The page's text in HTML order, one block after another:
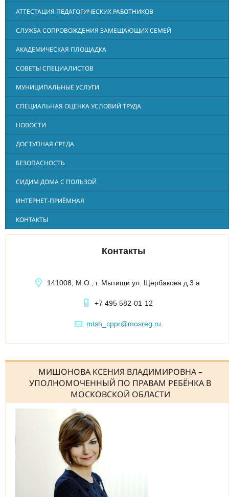
АТТЕСТАЦИЯ ПЕДАГОГИЧЕСКИХ РАБОТНИКОВ
СЛУЖБА СОПРОВОЖДЕНИЯ ЗАМЕЩАЮЩИХ СЕМЕЙ
АКАДЕМИЧЕСКАЯ ПЛОЩАДКА
СОВЕТЫ СПЕЦИАЛИСТОВ
МУНИЦИПАЛЬНЫЕ УСЛУГИ
СПЕЦИАЛЬНАЯ ОЦЕНКА УСЛОВИЙ ТРУДА
НОВОСТИ
ДОСТУПНАЯ СРЕДА
БЕЗОПАСНОСТЬ
СИДИМ ДОМА С ПОЛЬЗОЙ
ИНТЕРНЕТ-ПРИЁМНАЯ
КОНТАКТЫ
Контакты
141008, М.О., г. Мытищи ул. Щербакова д.3 а
+7 495 582-01-12
mtsh_cppr@mosreg.ru
МИШОНОВА КСЕНИЯ ВЛАДИМИРОВНА –
УПОЛНОМОЧЕННЫЙ ПО ПРАВАМ РЕБЁНКА В
МОСКОВСКОЙ ОБЛАСТИ